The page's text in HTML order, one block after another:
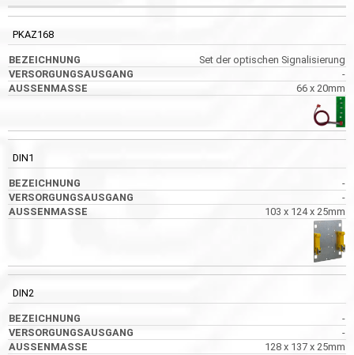
PKAZ168
Set der optischen Signalisierung
-
66 x 20mm
DIN1
-
-
103 x 124 x 25mm
DIN2
-
-
128 x 137 x 25mm